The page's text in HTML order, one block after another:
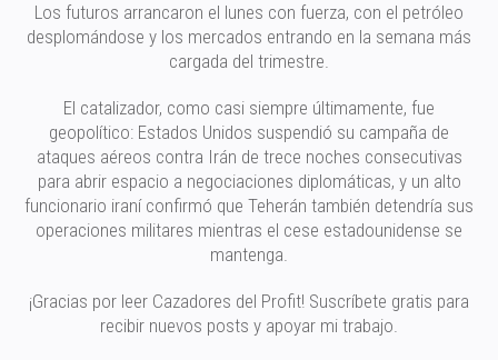
Los futuros arrancaron el lunes con fuerza, con el petróleo
desplomándose y los mercados entrando en la semana más
cargada del trimestre.
El catalizador, como casi siempre últimamente, fue
geopolítico: Estados Unidos suspendió su campaña de
ataques aéreos contra Irán de trece noches consecutivas
para abrir espacio a negociaciones diplomáticas, y un alto
funcionario iraní confirmó que Teherán también detendría sus
operaciones militares mientras el cese estadounidense se
mantenga.
¡Gracias por leer Cazadores del Profit! Suscríbete gratis para
recibir nuevos posts y apoyar mi trabajo.